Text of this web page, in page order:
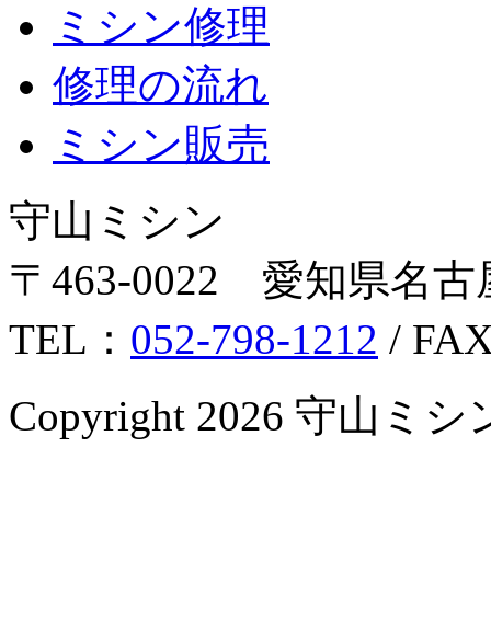
ミシン修理
修理の流れ
ミシン販売
守山ミシン
〒463-0022 愛知県名古
TEL： 052-798-1212 /
Copyright 2026 守山ミシ